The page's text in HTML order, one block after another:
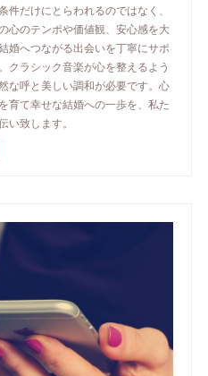
件だけにとらわれるのではなく、
心のテンポや価値観、安心感を大
婚へつながる出会いを丁寧にサポ
クラシック音楽が心を整えるよう
な呼と美しい調和が必要です。心
育て幸せな結婚への一歩を、私た
い致します。